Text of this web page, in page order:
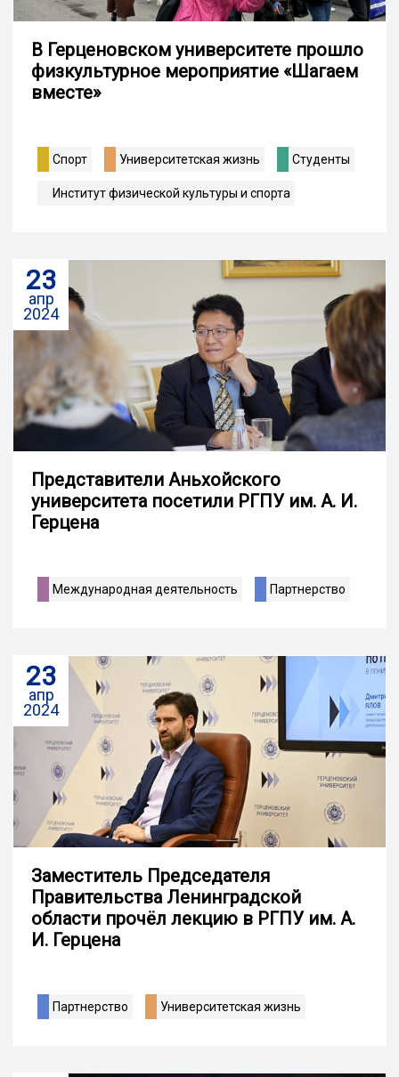
В Герценовском университете прошло
физкультурное мероприятие «Шагаем
вместе»
Спорт Университетская жизнь Студенты
Институт физической культуры и спорта
23
апр
2024
Представители Аньхойского
университета посетили РГПУ им. А. И.
Герцена
Международная деятельность Партнерство
23
апр
2024
Заместитель Председателя
Правительства Ленинградской
области прочёл лекцию в РГПУ им. А.
И. Герцена
Партнерство Университетская жизнь